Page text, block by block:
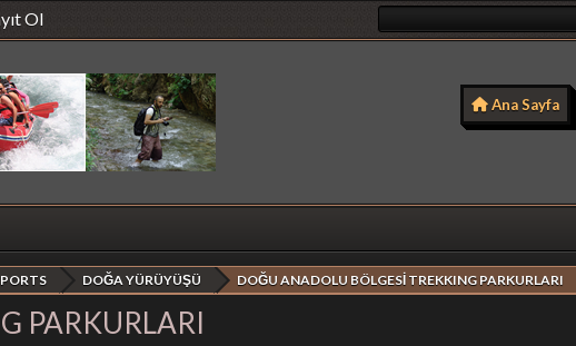
Ol
Ana Sayfa
DOĞA YÜRÜYÜŞÜ DOĞU ANADOLU BÖLGESİ TREKKING PARKURLARI
PARKURLARI